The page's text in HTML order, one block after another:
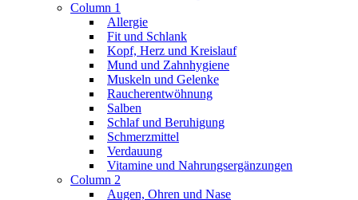
Column 1
Allergie
Fit und Schlank
Kopf, Herz und Kreislauf
Mund und Zahnhygiene
Muskeln und Gelenke
Raucherentwöhnung
Salben
Schlaf und Beruhigung
Schmerzmittel
Verdauung
Vitamine und Nahrungsergänzungen
Column 2
Augen, Ohren und Nase